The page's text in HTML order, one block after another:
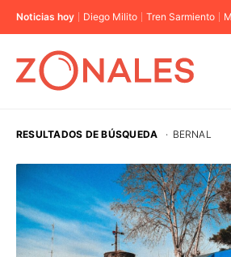
Noticias hoy Diego Milito Tren Sarmiento
CABA
BUENOS AIRES
RESULTADOS DE BÚSQUEDA · BERNAL